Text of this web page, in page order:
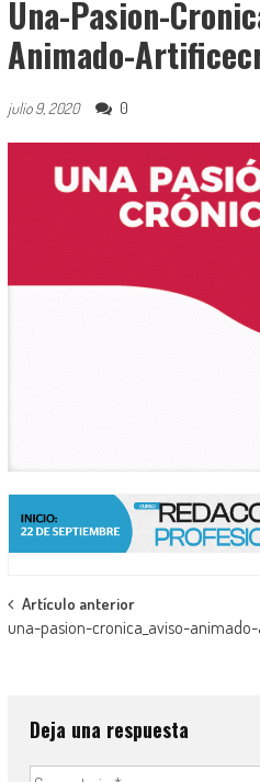
Una-Pasion-
Animado-
julio 9, 2020 0
Navegación
de
Artículo anterior
una-pasion-cronica_aviso-
Deja una respuesta